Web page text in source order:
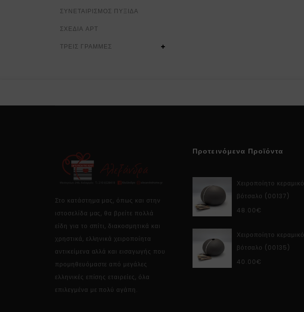
ΣΥΝΕΤΑΙΡΙΣΜΟΣ ΠΥΞΙΔΑ
ΣΧΕΔΙΑ ΑΡΤ
ΤΡΕΙΣ ΓΡΑΜΜΕΣ
Στο κατάστημα μας, όπως και στην
ιστοσελίδα μας, θα βρείτε πολλά
είδη για το σπίτι, διακοσμητικά και
χρηστικά, ελληνικά χειροποίητα
αντικείμενα αλλά και εισαγωγής που
προμηθευόμαστε από μεγάλες
ελληνικές επίσης εταιρείες, όλα
επιλεγμένα με πολύ αγάπη.
Προτεινόμενα Προϊόντα
Χειροποίητο κεραμικό
βότσαλο (00137)
48.00€
Χειροποίητο κεραμικό
βότσαλο (00135)
40.00€